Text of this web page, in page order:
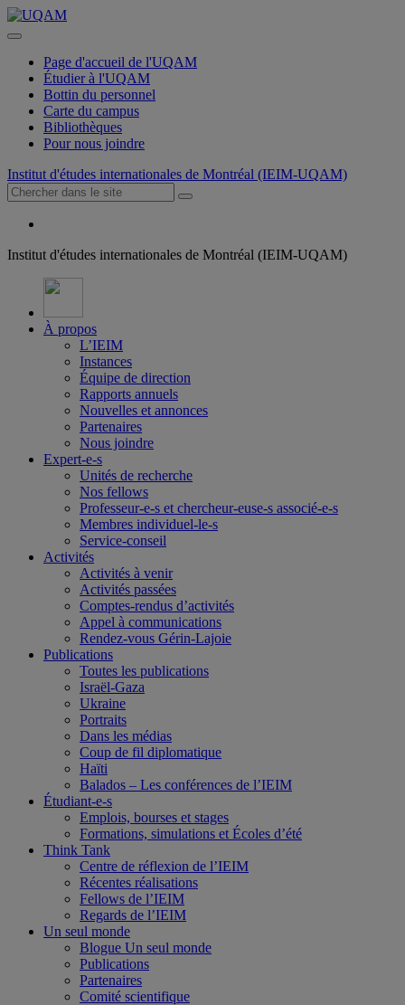
Page d'accueil de l'UQAM
Étudier à l'UQAM
Bottin du personnel
Carte du campus
Bibliothèques
Pour nous joindre
Institut d'études internationales de Montréal (IEIM-UQAM)
Institut d'études internationales de Montréal (IEIM-UQAM)
À propos
L’IEIM
Instances
Équipe de direction
Rapports annuels
Nouvelles et annonces
Partenaires
Nous joindre
Expert-e-s
Unités de recherche
Nos fellows
Professeur-e-s et chercheur-euse-s associé-e-s
Membres individuel-le-s
Service-conseil
Activités
Activités à venir
Activités passées
Comptes-rendus d’activités
Appel à communications
Rendez-vous Gérin-Lajoie
Publications
Toutes les publications
Israël-Gaza
Ukraine
Portraits
Dans les médias
Coup de fil diplomatique
Haïti
Balados – Les conférences de l’IEIM
Étudiant-e-s
Emplois, bourses et stages
Formations, simulations et Écoles d’été
Think Tank
Centre de réflexion de l’IEIM
Récentes réalisations
Fellows de l’IEIM
Regards de l’IEIM
Un seul monde
Blogue Un seul monde
Publications
Partenaires
Comité scientifique